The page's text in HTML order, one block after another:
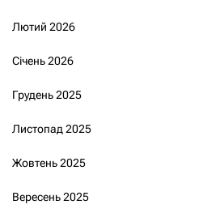
Лютий 2026
Січень 2026
Грудень 2025
Листопад 2025
Жовтень 2025
Вересень 2025